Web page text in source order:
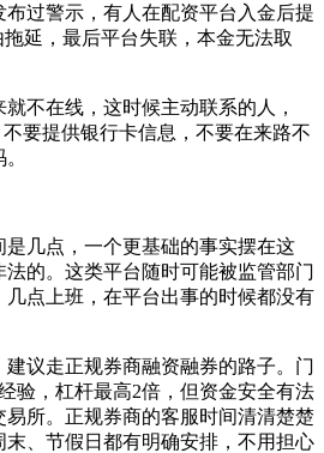
过警示，有人在配资平台入金后提
延，最后平台失联，本金无法取
不在线，这时候主动联系的人，
要提供银行卡信息，不要在来路不
几点，一个更基础的事实摆在这
的。这类平台随时可能被监管部门
点上班，在平台出事的时候都没有
议走正规券商融资融券的路子。门
验，杠杆最高2倍，但资金安全有法
所。正规券商的客服时间清清楚楚
、节假日都有明确安排，不用担心